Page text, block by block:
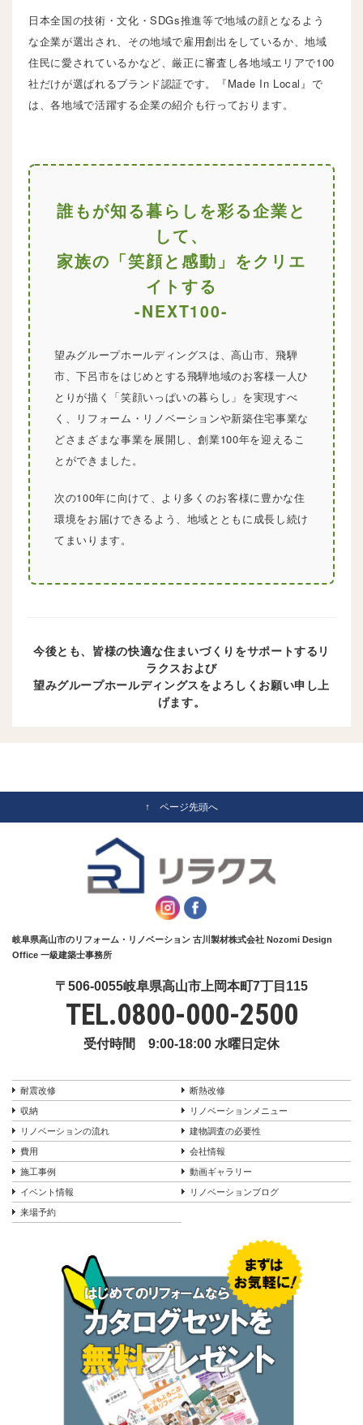
日本全国の技術・文化・SDGs推進等で地域の顔となるよう
な企業が選出され、その地域で雇用創出をしているか、地域
住民に愛されているかなど、厳正に審査し各地域エリアで100
社だけが選ばれるブランド認証です。『Made In Local』で
は、各地域で活躍する企業の紹介も行っております。
誰もが知る暮らしを彩る企業と
して、
家族の「笑顔と感動」をクリエ
イトする
-NEXT100-
望みグループホールディングスは、高山市、飛騨
市、下呂市をはじめとする飛騨地域のお客様一人ひ
とりが描く「笑顔いっぱいの暮らし」を実現すべ
く、リフォーム・リノベーションや新築住宅事業な
どさまざまな事業を展開し、創業100年を迎えるこ
とができました。
次の100年に向けて、より多くのお客様に豊かな住
環境をお届けできるよう、地域とともに成長し続け
てまいります。
今後とも、皆様の快適な住まいづくりをサポートするリ
ラクスおよび
望みグループホールディングスをよろしくお願い申し上
げます。
↑ ページ先頭へ
岐阜県高山市のリフォーム・リノベーション 古川製材株式会社 Nozomi Design
Office 一級建築士事務所
〒506-0055岐阜県高山市上岡本町7丁目115
TEL.0800-000-2500
受付時間 9:00-18:00 水曜日定休
耐震改修 断熱改修
収納 リノベーションメニュー
リノベーションの流れ 建物調査の必要性
費用 会社情報
施工事例 動画ギャラリー
イベント情報 リノベーションブログ
来場予約